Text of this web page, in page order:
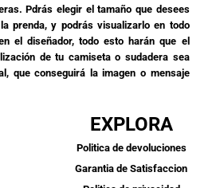
Pdrás elegir el tamaño que desees
prenda, y podrás visualizarlo en todo
el diseñador, todo esto harán que el
de tu camiseta o sudadera sea
que conseguirá la imagen o mensaje
EXPLORA
Politica de devoluciones
Garantia de Satisfaccion